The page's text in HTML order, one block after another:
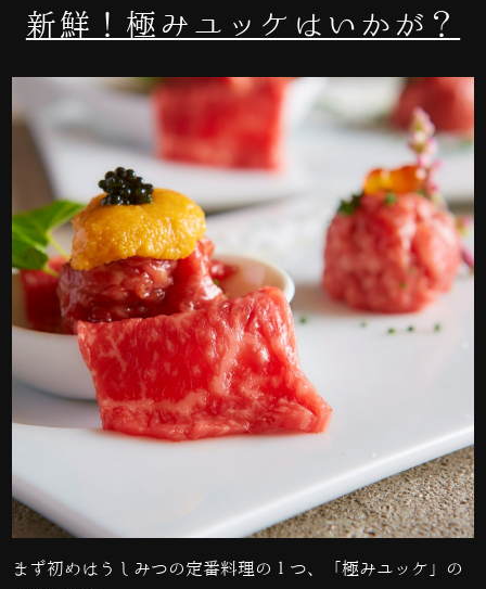
新鮮！極みユッケはいかが？
まず初めはうしみつの定番料理の１つ、「極みユッケ」の